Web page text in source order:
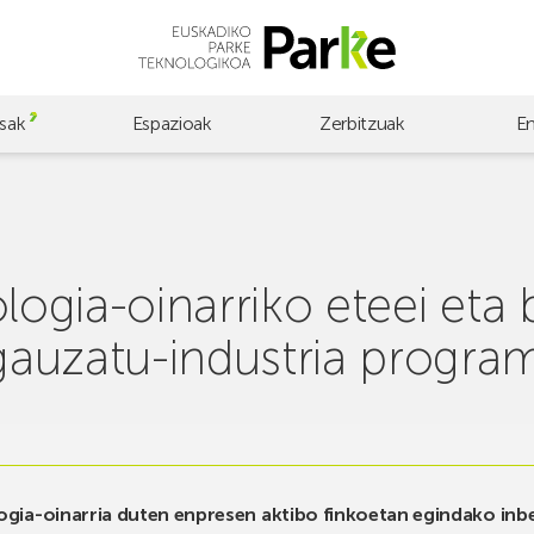
Espazioak Zerbitzuak
oinarriko eteei eta
industria
oinarria duten enpresen aktibo finkoetan egindako